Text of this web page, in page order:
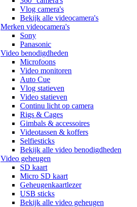
Vlog camera's
Bekijk alle videocamera's
Merken videocamera's
Sony
Panasonic
Video benodigdheden
Microfoons
Video monitoren
Auto Cue
Vlog statieven
Video statieven
Continu licht op camera
Rigs & Cages
Gimbals & accessoires
Videotassen & koffers
Selfiesticks
Bekijk alle video benodigdheden
Video geheugen
SD kaart
Micro SD kaart
Geheugenkaartlezer
USB sticks
Bekijk alle video geheugen